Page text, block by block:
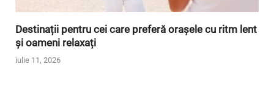
Destinații pentru cei care preferă orașele cu ritm lent
și oameni relaxați
iulie 11, 2026